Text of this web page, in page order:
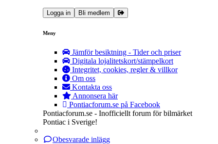
Logga in Bli medlem
Meny
Jämför besiktning - Tider och priser
Digitala lojalitetskort/stämpelkort
Integritet, cookies, regler & villkor
Om oss
Kontakta oss
Annonsera här
Pontiacforum.se på Facebook
Pontiacforum.se - Inofficiellt forum för bilmärket
Pontiac i Sverige!
Obesvarade inlägg